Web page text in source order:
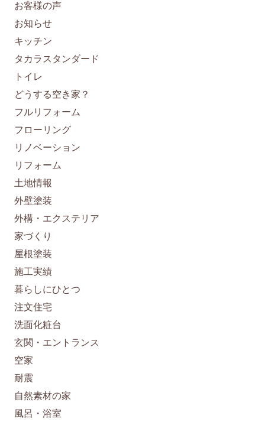
お客様の声
お知らせ
キッチン
タカラスタンダード
トイレ
どうする空き家？
フルリフォーム
フローリング
リノベーション
リフォーム
土地情報
外壁塗装
外構・エクステリア
家づくり
屋根塗装
施工実績
暮らしにひとつ
注文住宅
洗面化粧台
玄関・エントランス
空家
耐震
自然素材の家
風呂・浴室